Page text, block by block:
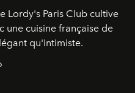
Lordy's Paris Club cultive
une cuisine française de
qu'intimiste.